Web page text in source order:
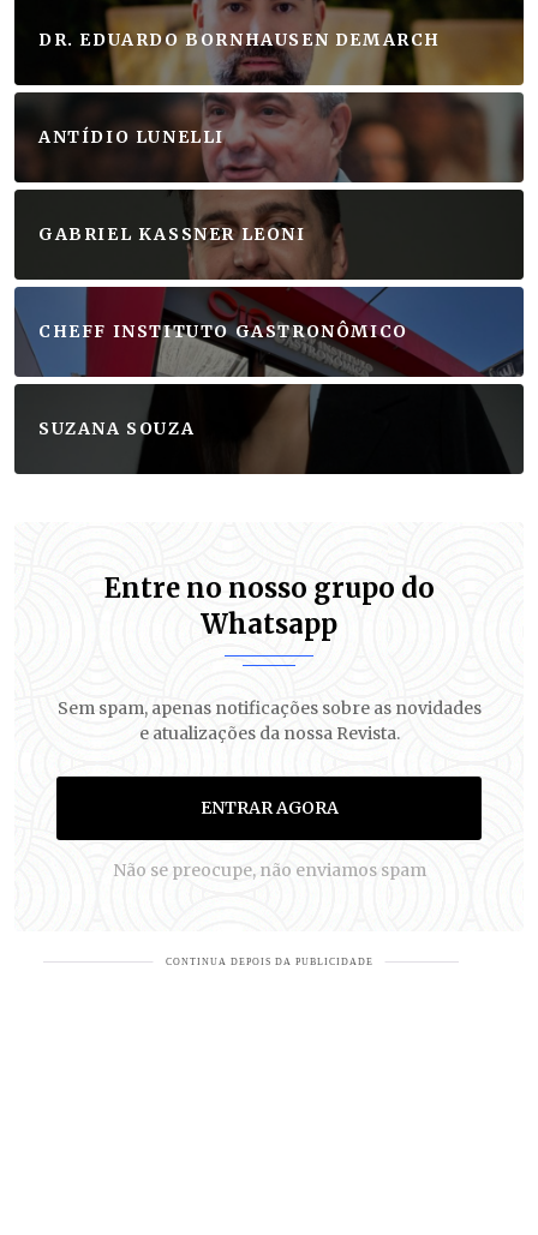
DR. EDUARDO BORNHAUSEN DEMARCH
ANTÍDIO LUNELLI
GABRIEL KASSNER LEONI
CHEFF INSTITUTO GASTRONÔMICO
SUZANA SOUZA
Entre no nosso grupo do
Whatsapp
Sem spam, apenas notificações sobre as novidades
e atualizações da nossa Revista.
ENTRAR AGORA
Não se preocupe, não enviamos spam